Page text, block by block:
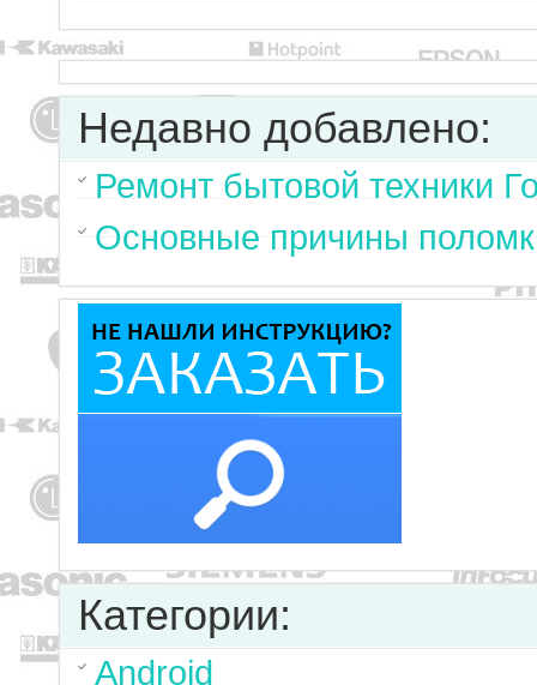
Недавно добавлено:
Ремонт бытовой техники
Основные причины
Категории:
Android